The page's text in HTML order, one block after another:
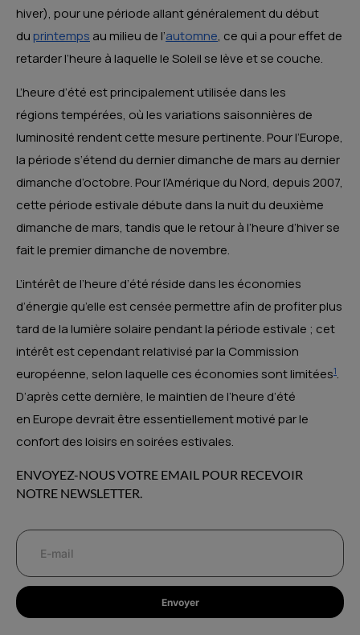
hiver), pour une période allant généralement du début
duprintemps au milieu de l’automne, ce qui a pour effet de
retarder l’heure à laquelle le Soleil se lève et se couche.
L’heure d’été est principalement utilisée dans les
régions tempérées, où les variations saisonnières de
luminosité rendent cette mesure pertinente. Pour l’Europe,
la période s’étend du dernier dimanche de mars au dernier
dimanche d’octobre. Pour l’Amérique du Nord, depuis 2007,
cette période estivale débute dans la nuit du deuxième
dimanche de mars, tandis que le retour à l’heure d’hiver se
fait le premier dimanche de novembre.
L’intérêt de l’heure d’été réside dans les économies
d’énergie qu’elle est censée permettre afin de profiter plus
tard de la lumière solaire pendant la période estivale ; cet
intérêt est cependant relativisé par la Commission
européenne, selon laquelle ces économies sont limitées1.
D’après cette dernière, le maintien de l’heure d’été
en Europe devrait être essentiellement motivé par le
confort des loisirs en soirées estivales.
ENVOYEZ-NOUS VOTRE EMAIL POUR RECEVOIR
NOTRE NEWSLETTER.
Envoyer